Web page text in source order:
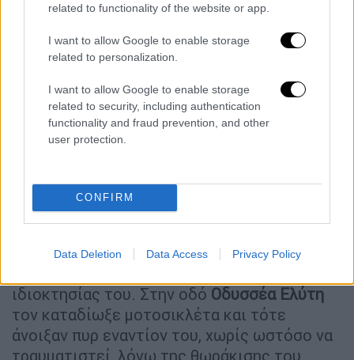
related to functionality of the website or app.
I want to allow Google to enable storage
related to personalization.
I want to allow Google to enable storage
related to security, including authentication
functionality and fraud prevention, and other
user protection.
CONFIRM
Data Deletion Data Access Privacy Policy
Πώς έγινε το χτύπημα
Όπως ανέφερε ο ίδιος, η επίθεση έγινε όταν
ιδιοκτησίας του. Στην οδό Οδυσσέα Ελύτη
τον καταδίωξε μοτοσικλέτα και τότε
άνοιξαν πυρ εναντίον του, χωρίς ωστόσο να
τραυματιστεί, λόγω της θωράκισης του